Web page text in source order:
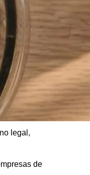
legal,
de